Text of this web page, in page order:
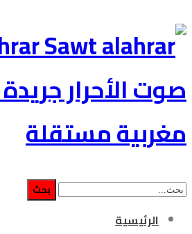
صوت الأحرار جريدة
مغربية مستقلة
الرئيسية